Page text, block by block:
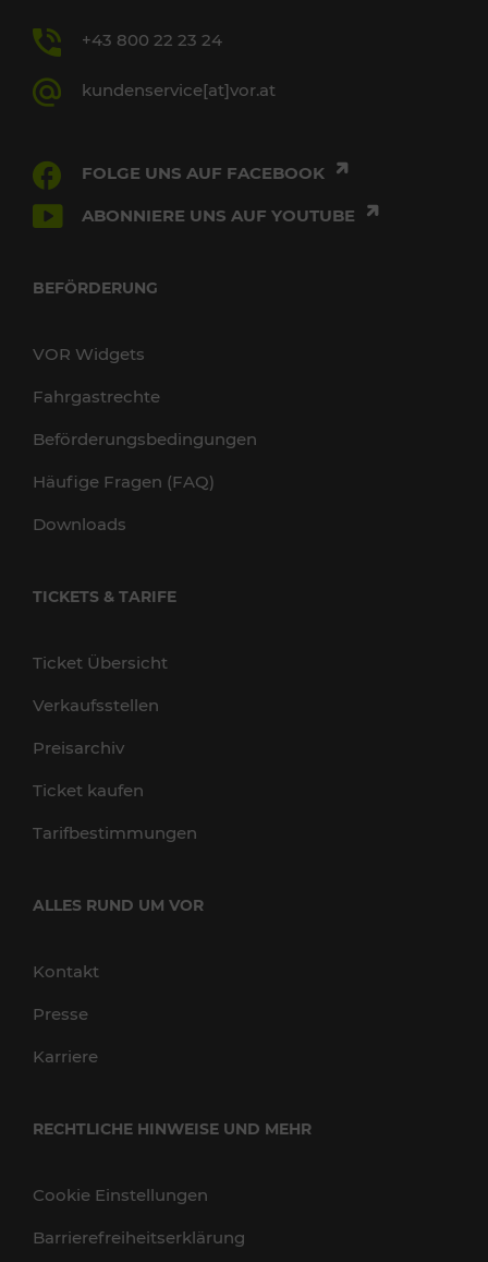
+43 800 22 23 24
kundenservice[at]vor.at
FOLGE UNS AUF FACEBOOK
ABONNIERE UNS AUF YOUTUBE
BEFÖRDERUNG
VOR Widgets
Fahrgastrechte
Beförderungsbedingungen
Häufige Fragen (FAQ)
Downloads
TICKETS & TARIFE
Ticket Übersicht
Verkaufsstellen
Preisarchiv
Ticket kaufen
Tarifbestimmungen
ALLES RUND UM VOR
Kontakt
Presse
Karriere
RECHTLICHE HINWEISE UND MEHR
Cookie Einstellungen
Barrierefreiheitserklärung